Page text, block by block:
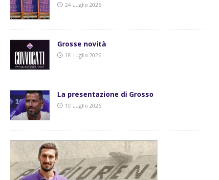
24 Luglio 2026
Grosse novità
18 Luglio 2026
La presentazione di Grosso
10 Luglio 2026